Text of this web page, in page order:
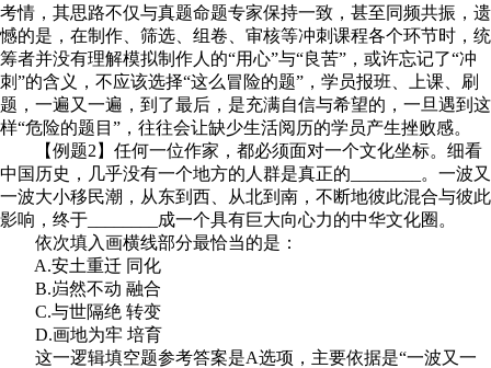
考情，其思路不仅与真题命题专家保持一致，甚至同频共振，遗
憾的是，在制作、筛选、组卷、审核等冲刺课程各个环节时，统
筹者并没有理解模拟制作人的“用心”与“良苦”，或许忘记了“冲
刺”的含义，不应该选择“这么冒险的题”，学员报班、上课、刷
题，一遍又一遍，到了最后，是充满自信与希望的，一旦遇到这
样“危险的题目”，往往会让缺少生活阅历的学员产生挫败感。
【例题2】任何一位作家，都必须面对一个文化坐标。细看
中国历史，几乎没有一个地方的人群是真正的________。一波又
一波大小移民潮，从东到西、从北到南，不断地彼此混合与彼此
影响，终于________成一个具有巨大向心力的中华文化圈。
依次填入画横线部分最恰当的是：
A.安土重迁 同化
B.岿然不动 融合
C.与世隔绝 转变
D.画地为牢 培育
这一逻辑填空题参考答案是A选项，主要依据是“一波又一